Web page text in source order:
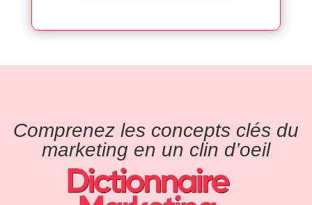
Comprenez les concepts clés du
marketing en un clin d’oeil